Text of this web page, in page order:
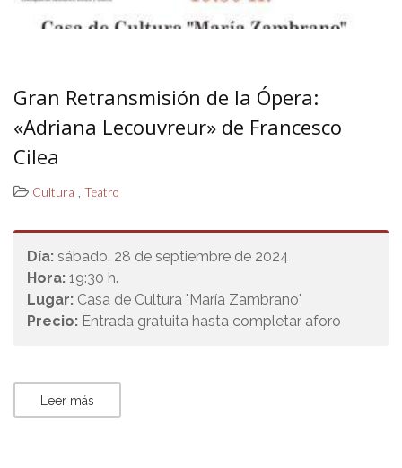
Gran Retransmisión de la Ópera:
«Adriana Lecouvreur» de Francesco
Cilea
Cultura , Teatro
Día: sábado, 28 de septiembre de 2024
Hora: 19:30 h.
Lugar: Casa de Cultura "María Zambrano"
Precio: Entrada gratuita hasta completar aforo
Leer más